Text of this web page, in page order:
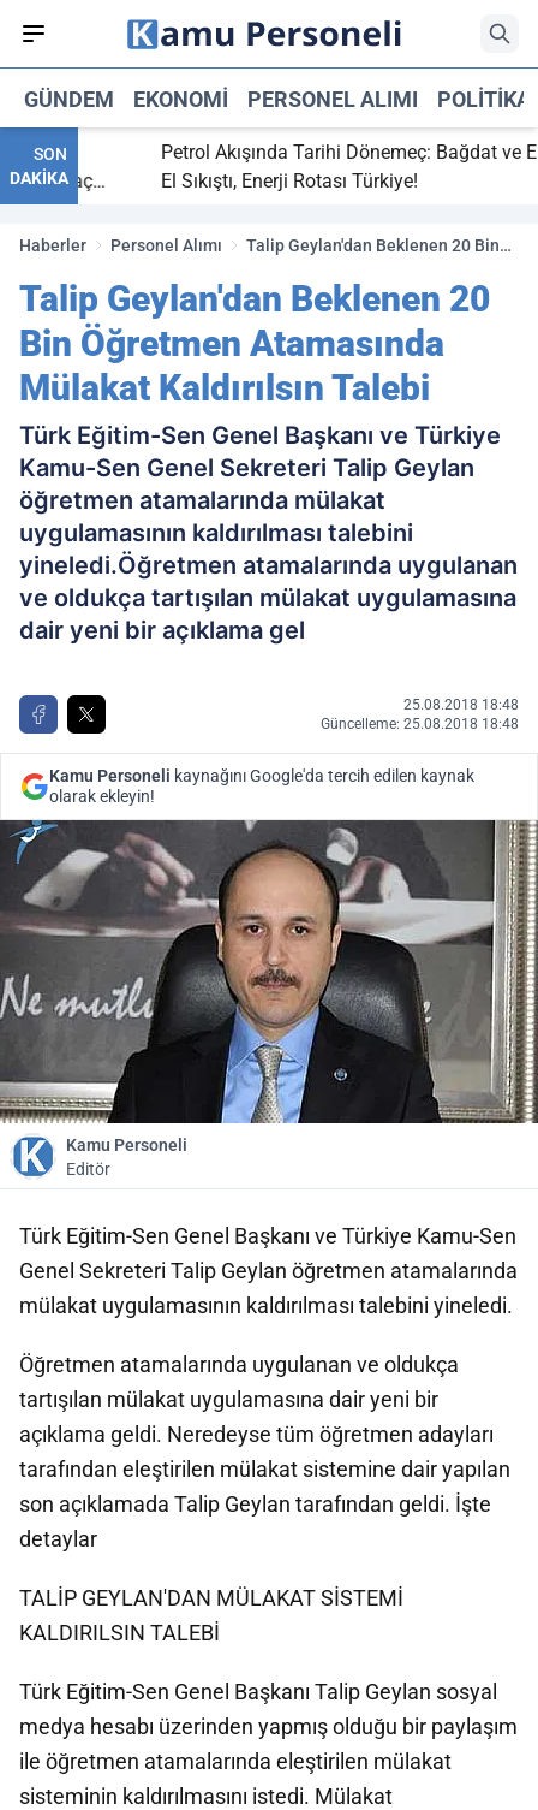
GÜNDEM EKONOMI PERSONEL ALIMI POLITIKA
SON
DAKİKA
bitti,
maç
Petrol Akışında Tarihi Dönemeç: Bağdat ve
El Sıkıştı, Enerji Rotası Türkiye!
Haberler Personel Alımı
Talip Geylan'dan Beklenen 20 Bin
Kaldırılsın Talebi
Talip Geylan'dan Beklenen 20
Bin Öğretmen Atamasında
Mülakat Kaldırılsın Talebi
Türk Eğitim-Sen Genel Başkanı ve Türkiye
Kamu-Sen Genel Sekreteri Talip Geylan
öğretmen atamalarında mülakat
uygulamasının kaldırılması talebini
yineledi.Öğretmen atamalarında uygulanan
ve oldukça tartışılan mülakat uygulamasına
dair yeni bir açıklama gel
25.08.2018 18:48
Güncelleme: 25.08.2018 18:48
Kamu Personeli kaynağını Google'da tercih edilen kaynak
olarak ekleyin!
Kamu Personeli
Editör
Türk Eğitim-Sen Genel Başkanı ve Türkiye Kamu-Sen
Genel Sekreteri Talip Geylan öğretmen atamalarında
mülakat uygulamasının kaldırılması talebini yineledi.
Öğretmen atamalarında uygulanan ve oldukça
tartışılan mülakat uygulamasına dair yeni bir
açıklama geldi. Neredeyse tüm öğretmen adayları
tarafından eleştirilen mülakat sistemine dair yapılan
son açıklamada Talip Geylan tarafından geldi. İşte
detaylar
TALİP GEYLAN'DAN MÜLAKAT SİSTEMİ
KALDIRILSIN TALEBİ
Türk Eğitim-Sen Genel Başkanı Talip Geylan sosyal
medya hesabı üzerinden yapmış olduğu bir paylaşım
ile öğretmen atamalarında eleştirilen mülakat
sisteminin kaldırılmasını istedi. Mülakat